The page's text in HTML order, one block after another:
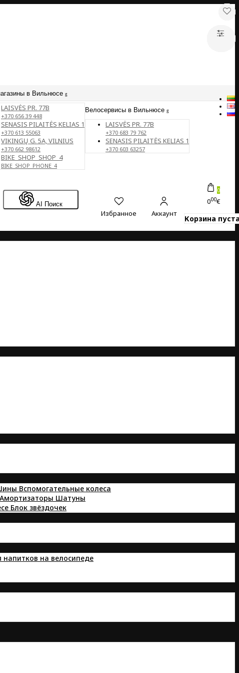
в Вильнюсе
LAISVĖS PR. 77B
+370 656 39 448
SENASIS PILAITĖS KELIAS 1
+370 613 55063
VIKINGŲ G. 5A, VILNIUS
+370 662 98612
BIKE_SHOP_SHOP_4
BIKE_SHOP_PHONE_4
Велосервисы в Вильнюсе
LAISVĖS PR. 77B
+370 683 79 762
SENASIS PILAITĖS KELIAS 1
+370 603 63257
AI Поиск
Избранное Аккаунт
0
000€
Корзина
Вспомогательные колеса
Шатуны
Блок звёздочек
на велосипеде